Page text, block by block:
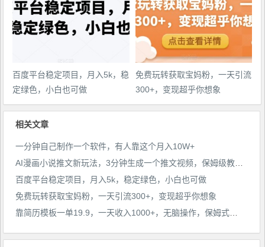
百度平台稳定项目，月入5k，稳
定绿色，小白也可做
免费玩转获取宝妈粉，一天引流
300+，变现超乎你想象
相关文章
一分钟自己制作一个软件，有人靠这个月入10W+
百度平台稳定项目，月入5k，稳定绿色，小白也可做
免费玩转获取宝妈粉，一天引流300+，变现超乎你想象